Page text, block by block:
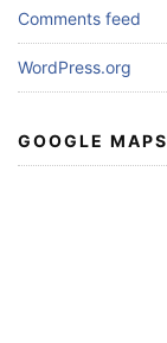
Comments feed
WordPress.org
GOOGLE MAPS